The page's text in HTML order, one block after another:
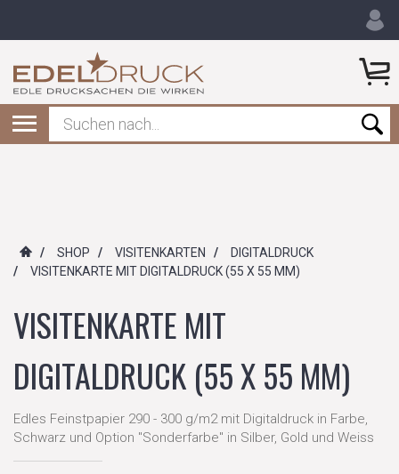
/ SHOP / VISITENKARTEN /
DIGITALDRUCK
/
VISITENKARTE MIT DIGITALDRUCK (55 X 55 MM)
VISITENKARTE MIT
DIGITALDRUCK (55 X 55 MM)
Edles Feinstpapier 290 - 300 g/m2 mit Digitaldruck in Farbe,
Schwarz und Option "Sonderfarbe" in Silber, Gold und Weiss